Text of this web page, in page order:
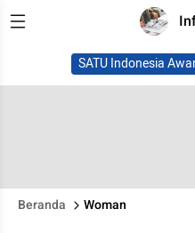
SATU Indonesia
Beranda Woman